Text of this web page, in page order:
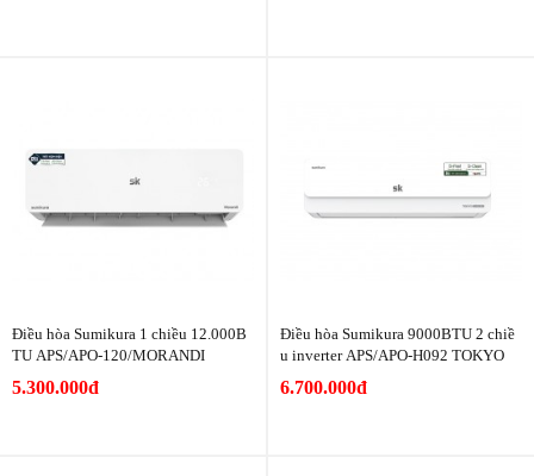
Điều hòa Sumikura 1 chiều 12.000B
TU APS/APO-120/MORANDI
5.300.000đ
Điều hòa Sumikura 9000BTU 2 chiề
u inverter APS/APO-H092 TOKYO
6.700.000đ